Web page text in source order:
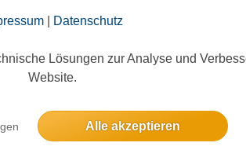
| Datenschutz
Lösungen zur Analyse und
Website.
Alle akzeptieren